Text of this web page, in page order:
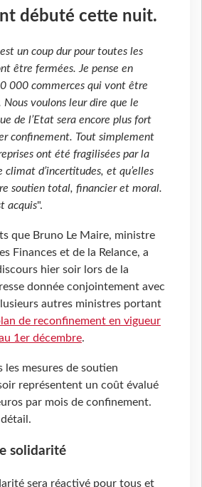
débuté cette nuit.
un coup dur pour toutes les
être fermées. Je pense en
000 commerces qui vont être
Nous voulons leur dire que le
de l’Etat sera encore plus fort
confinement. Tout simplement
ont été fragilisées par la
climat d’incertitudes, et qu’elles
soutien total, financier et moral.
acquis".
que Bruno Le Maire, ministre
Finances et de la Relance, a
hier soir lors de la
donnée conjointement avec
autres ministres portant
de reconfinement en vigueur
1er décembre.
mesures de soutien
représentent un coût évalué
par mois de confinement.
solidarité
sera réactivé pour tous et